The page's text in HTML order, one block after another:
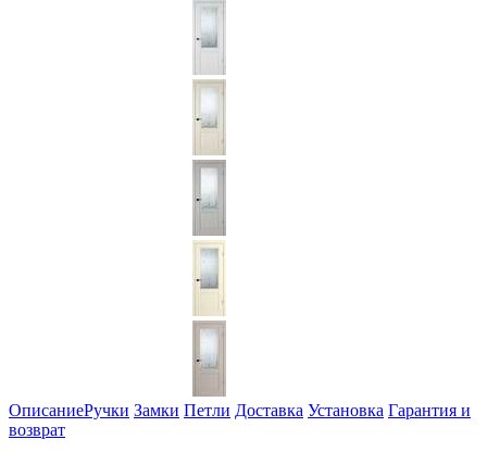
ОписаниеРучки Замки Петли Доставка Установка Гарантия и
возврат